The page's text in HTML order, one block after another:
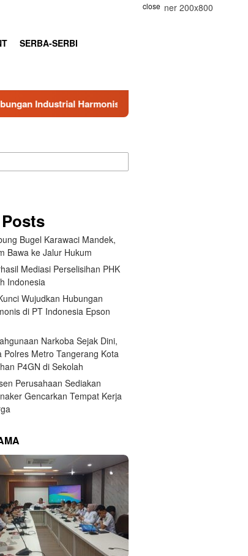
close
SERBA-SERBI
di PT Indonesia Epson Industry
Bugel Karawaci Mandek,
Bawa ke Jalur Hukum
Mediasi Perselisihan PHK
Indonesia
Wujudkan Hubungan
di PT Indonesia Epson
Narkoba Sejak Dini,
Polres Metro Tangerang Kota
P4GN di Sekolah
Perusahaan Sediakan
Gencarkan Tempat Kerja